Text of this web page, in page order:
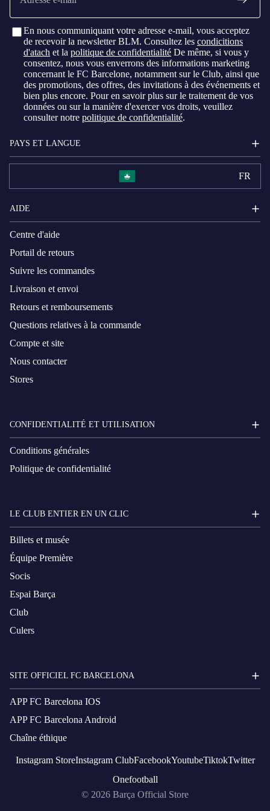
En nous communiquant votre adresse e-mail, vous acceptez
de recevoir la newsletter BLM. Consultez les condicitions
d'atach et la politique de confidentialité De même, si vous y
consentez, nous vous enverrons des informations marketing
concernant le FC Barcelone, notamment sur le Club, ainsi que
des promotions, des offres, des invitations à des événements et
bien plus encore. Pour en savoir plus sur le traitement de vos
données ou sur la manière d'exercer vos droits, veuillez
consulter notre politique de confidentialité.
PAYS ET LANGUE
FR
AIDE
Centre d'aide
Portail de retours
Suivre les commandes
Livraison et envoi
Retours et remboursements
Questions relatives à la commande
Compte et site
Nous contacter
Stores
CONFIDENTIALITÉ ET UTILISATION
Conditions générales
Politique de confidentialité
LE CLUB ENTIER EN UN CLIC
Billets et musée
Équipe Première
Socis
Espai Barça
Club
Culers
SITE OFFICIEL FC BARCELONA
APP FC Barcelona IOS
APP FC Barcelona Android
Chaîne éthique
Instagram StoreInstagram ClubFacebookYoutubeTiktokTwitter
Onefootball
© 2026 Barça Official Store